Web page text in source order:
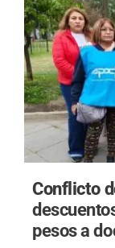
Conflicto
pesos a